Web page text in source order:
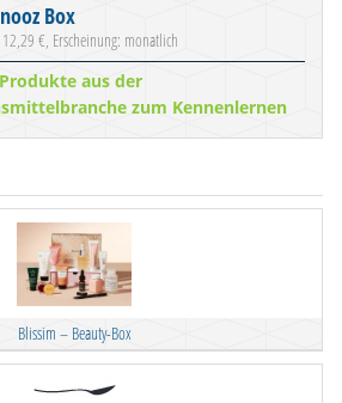
Box
12,29 €, Erscheinung: monatlich
aus der
zum Kennenlernen
Blissim – Beauty-Box